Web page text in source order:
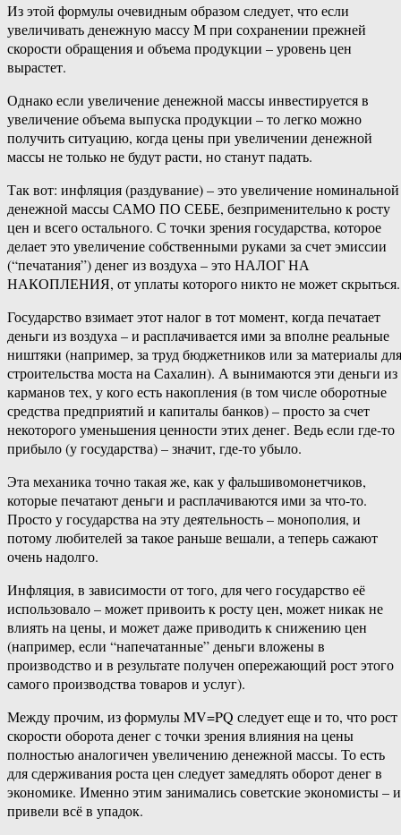
Из этой формулы очевидным образом следует, что если
увеличивать денежную массу М при сохранении прежней
скорости обращения и объема продукции – уровень цен
вырастет.
Однако если увеличение денежной массы инвестируется в
увеличение объема выпуска продукции – то легко можно
получить ситуацию, когда цены при увеличении денежной
массы не только не будут расти, но станут падать.
Так вот: инфляция (раздувание) – это увеличение номинальной
денежной массы САМО ПО СЕБЕ, безприменительно к росту
цен и всего остального. С точки зрения государства, которое
делает это увеличение собственными руками за счет эмиссии
(“печатания”) денег из воздуха – это НАЛОГ НА
НАКОПЛЕНИЯ, от уплаты которого никто не может скрыться.
Государство взимает этот налог в тот момент, когда печатает
деньги из воздуха – и расплачивается ими за вполне реальные
ништяки (например, за труд бюджетников или за материалы для
строительства моста на Сахалин). А вынимаются эти деньги из
карманов тех, у кого есть накопления (в том числе оборотные
средства предприятий и капиталы банков) – просто за счет
некоторого уменьшения ценности этих денег. Ведь если где-то
прибыло (у государства) – значит, где-то убыло.
Эта механика точно такая же, как у фальшивомонетчиков,
которые печатают деньги и расплачиваются ими за что-то.
Просто у государства на эту деятельность – монополия, и
потому любителей за такое раньше вешали, а теперь сажают
очень надолго.
Инфляция, в зависимости от того, для чего государство её
использовало – может привоить к росту цен, может никак не
влиять на цены, и может даже приводить к снижению цен
(например, если “напечатанные” деньги вложены в
производство и в результате получен опережающий рост этого
самого производства товаров и услуг).
Между прочим, из формулы MV=PQ следует еще и то, что рост
скорости оборота денег с точки зрения влияния на цены
полностью аналогичен увеличению денежной массы. То есть
для сдерживания роста цен следует замедлять оборот денег в
экономике. Именно этим занимались советские экономисты – и
привели всё в упадок.